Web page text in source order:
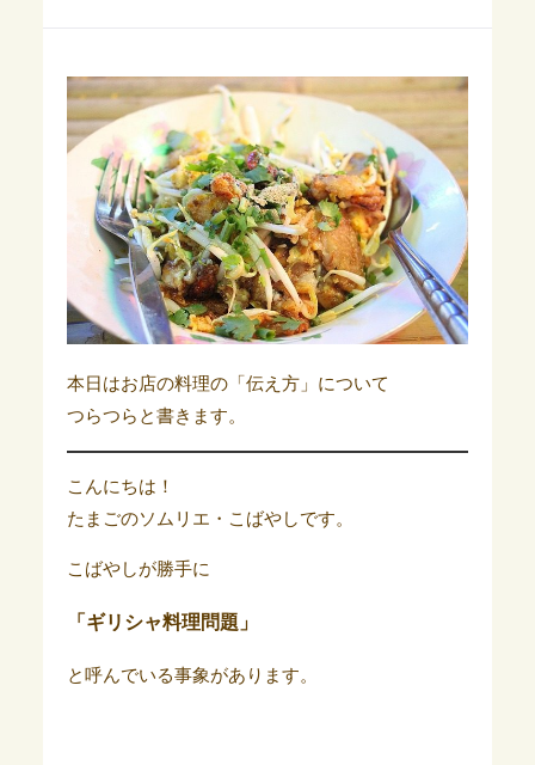
本日はお店の料理の「伝え方」について
つらつらと書きます。
こんにちは！
たまごのソムリエ・こばやしです。
こばやしが勝手に
「ギリシャ料理問題」
と呼んでいる事象があります。